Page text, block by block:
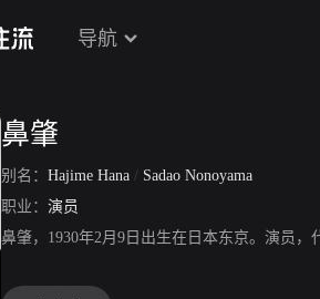
导航
鼻肇
别名： Hajime Hana / Sadao Nonoyama
职业： 演员
鼻肇，1930年2月9日出生在日本东京。演员